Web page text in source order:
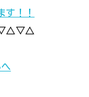
す！！